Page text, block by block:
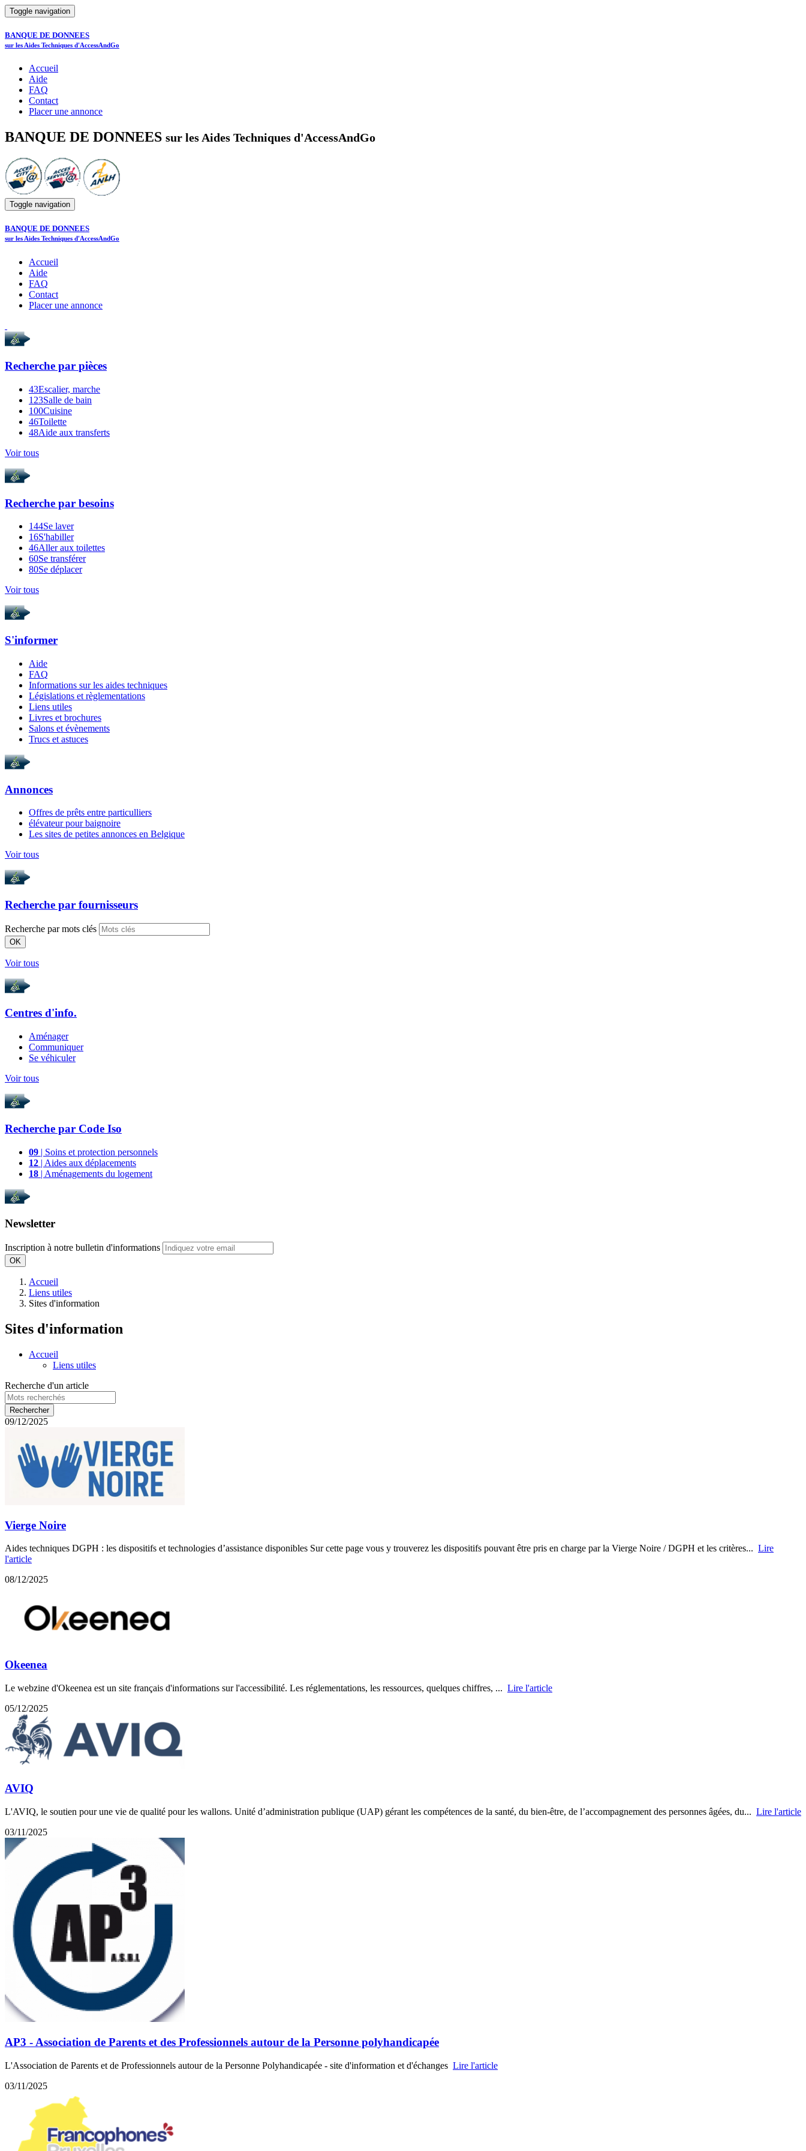
Toggle navigation
BANQUE DE DONNEES
sur les Aides Techniques d'AccessAndGo
Accueil
Aide
FAQ
Contact
Placer une annonce
BANQUE DE DONNEES sur les Aides Techniques d'AccessAndGo
Toggle navigation
BANQUE DE DONNEES
sur les Aides Techniques d'AccessAndGo
Accueil
Aide
FAQ
Contact
Placer une annonce
Recherche par pièces
43Escalier, marche
123Salle de bain
100Cuisine
46Toilette
48Aide aux transferts
Voir tous
Recherche par besoins
144Se laver
16S'habiller
46Aller aux toilettes
60Se transférer
80Se déplacer
Voir tous
S'informer
Aide
FAQ
Informations sur les aides techniques
Législations et règlementations
Liens utiles
Livres et brochures
Salons et évènements
Trucs et astuces
Annonces
Offres de prêts entre particulliers
élévateur pour baignoire
Les sites de petites annonces en Belgique
Voir tous
Recherche par fournisseurs
Recherche par mots clés
OK
Voir tous
Centres d'info.
Aménager
Communiquer
Se véhiculer
Voir tous
Recherche par Code Iso
09 | Soins et protection personnels
12 | Aides aux déplacements
18 | Aménagements du logement
Newsletter
Inscription à notre bulletin d'informations
OK
Accueil
Liens utiles
Sites d'information
Sites d'information
Accueil
Liens utiles
Recherche d'un article
09/12/2025
Vierge Noire
Aides techniques DGPH : les dispositifs et technologies d’assistance disponibles Sur cette page vous y trouverez les dispositifs pouvant être pris en charge par la Vierge Noire / DGPH et les critères... Lire
l'article
08/12/2025
Okeenea
Le webzine d'Okeenea est un site français d'informations sur l'accessibilité. Les réglementations, les ressources, quelques chiffres, ... Lire l'article
05/12/2025
AVIQ
L'AVIQ, le soutien pour une vie de qualité pour les wallons. Unité d’administration publique (UAP) gérant les compétences de la santé, du bien-être, de l’accompagnement des personnes âgées, du... Lire l'article
03/11/2025
AP3 - Association de Parents et des Professionnels autour de la Personne polyhandicapée
L'Association de Parents et de Professionnels autour de la Personne Polyhandicapée - site d'information et d'échanges Lire l'article
03/11/2025